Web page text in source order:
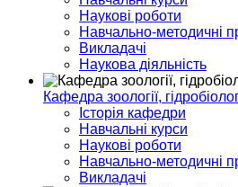
Наукові роботи
Навчально-методичні
Викладачі
Наукова діяльність
Кафедра зоології,
Історія кафедри
Навчальні курси
Наукові роботи
Навчально-методичні
Викладачі